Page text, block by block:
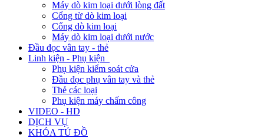
Máy dò kim loại dưới lòng đất
Cổng từ dò kim loại
Cổng dò kim loại
Máy dò kim loại dưới nước
Đầu đọc vân tay - thẻ
Linh kiện - Phụ kiện
Phụ kiện kiểm soát cửa
Đầu đọc phụ vân tay và thẻ
Thẻ các loại
Phụ kiện máy chấm công
VIDEO - HD
DỊCH VỤ
KHÓA TỦ ĐỒ